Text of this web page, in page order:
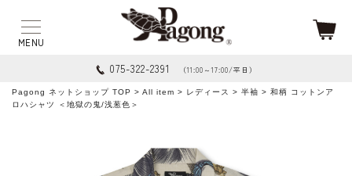
075-322-2391 （11:00～17:00/平日）
Pagong ネットショップ TOP > All item > レディース > 半袖 > 和柄 コットンア
ロハシャツ ＜地獄の鬼/浅葱色＞